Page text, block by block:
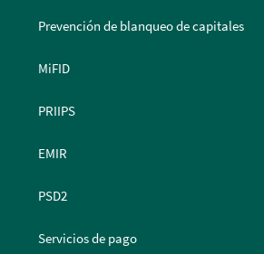
Prevención de blanqueo de capitales
MiFID
PRIIPS
EMIR
PSD2
Servicios de pago